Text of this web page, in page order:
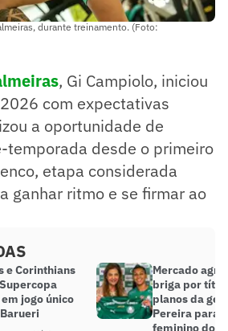
durante treinamento. (Foto:
, Gi Campiolo, iniciou
com expectativas
a oportunidade de
temporada desde o primeiro
etapa considerada
ganhar ritmo e se firmar ao
e Corinthians
jogo único
Mercado
briga por
planos da
Pereira para
feminino do